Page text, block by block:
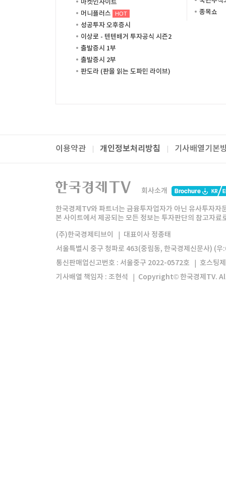
마켓인사이트
머니플러스
HOT
성공투자 오후증시
이상로 - 텐텐배거 투자공식 시즌2
출발증시 1부
출발증시 2부
판도라 (판을 읽는 도파민 라이브)
종목쇼
이용약관 개인정보처리방침 기사배열기본
패밀리사이트
한국경제TV
한경미디어그룹 한국경제신문 한국경제
모바일앱 한국경제TV앱
회사소개
한국경제TV와 파트너는 금융투자업자가 아닌 유사투자
본 사이트에서 제공되는 모든 정보는 투자판단의 참고자
(주)한국경제티브이
대표이사 정종태
서울특별시 중구 청파로 463(중림동, 한국경제신문사) (
통신판매업신고번호 : 서울중구 2022-0572호
호스팅
기사배열 책임자 : 조현석
Copyright© 한국경제TV.